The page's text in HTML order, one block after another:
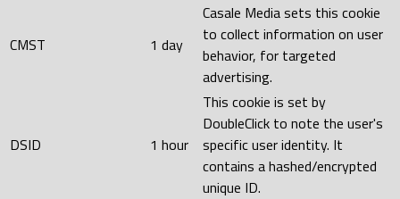
CMST 1 day
Casale Media sets this cookie
to collect information on user
behavior, for targeted
advertising.
DSID 1 hour
This cookie is set by
DoubleClick to note the user's
specific user identity. It
contains a hashed/encrypted
unique ID.